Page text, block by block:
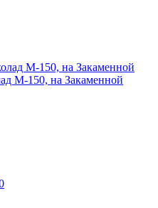
М-150, на Закаменной